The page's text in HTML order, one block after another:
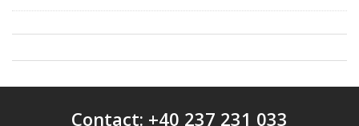
Contact: +40 237 231 033